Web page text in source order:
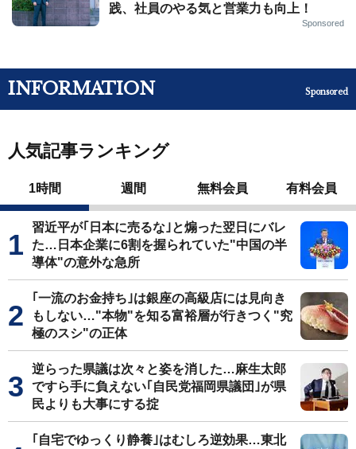
践、社員のやる気と営業力も向上！
Sponsored
INFORMATION Sponsored
人気記事ランキング
1時間 週間 無料会員 有料会員
習近平が｢日本に売るな｣と煽った翌日にバレ
た…日本企業に6割を握られていた"中国の半
導体"の意外な急所
｢一流のお金持ち｣は銀座の高級店には見向き
もしない…"本物"を知る富裕層が行きつく"究
極のスシ"の正体
逆らった県議は次々と姿を消した…麻生太郎
ですら手に負えない｢自民党福岡県議団｣が県
民よりも大事にする掟
｢自宅でゆっくり静養｣はむしろ逆効果…東北